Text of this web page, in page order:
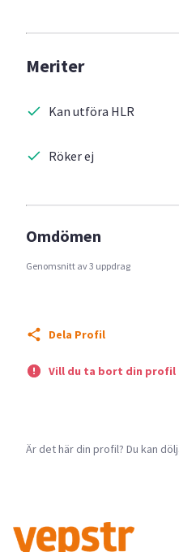
Meriter
Kan utföra HLR
Röker ej
Omdömen
Genomsnitt av 3 uppdrag
Dela Profil
Vill du ta bort din profil
Är det här din profil? Du kan